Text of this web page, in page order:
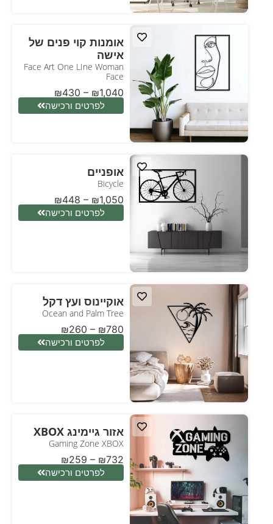
אומנות קוי פנים של
אישה
Face Art One LIne Woman
Face
₪430 – ₪1,040
לפרטים ורכישה
אופניים
Bicycle
₪448 – ₪1,050
לפרטים ורכישה
אוקיינוס ועץ דקל
Ocean and Palm Tree
₪260 – ₪780
לפרטים ורכישה
אזור גיימינג XBOX
Gaming Zone XBOX
₪259 – ₪732
לפרטים ורכישה